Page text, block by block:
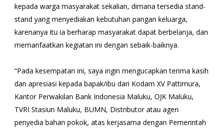
kepada warga masyarakat sekalian, dimana tersedia stand-
stand yang menyediakan kebutuhan pangan keluarga,
karenanya itu ia berharap masyarakat dapat berbelanja, dan
memanfaatkan kegiatan ini dengan sebaik-baiknya.
“Pada kesempatan ini, saya ingin mengucapkan terima kasih
dan apresiasi kepada bapak/ibu dari Kodam XV Pattimura,
Kantor Perwakilan Bank Indonesia Maluku, OJK Maluku,
TVRI Stasiun Maluku, BUMN, Distributor atau agen
penyedia bahan pokok, atas kerjasama dengan Pemerintah